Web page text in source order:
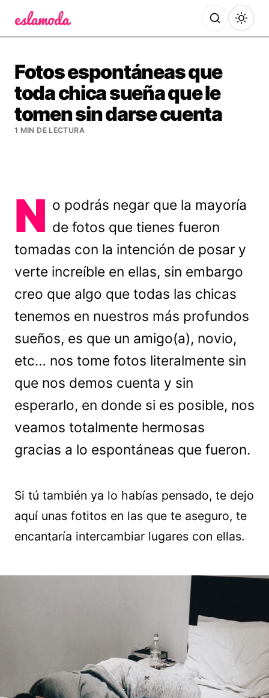
Fotos espontáneas que
toda chica sueña que le
tomen sin darse cuenta
1 MIN DE LECTURA
N o podrás negar que la mayoría
de fotos que tienes fueron
tomadas con la intención de posar y
verte increíble en ellas, sin embargo
creo que algo que todas las chicas
tenemos en nuestros más profundos
sueños, es que un amigo(a), novio,
etc… nos tome fotos literalmente sin
que nos demos cuenta y sin
esperarlo, en donde si es posible, nos
veamos totalmente hermosas
gracias a lo espontáneas que fueron.
Si tú también ya lo habías pensado, te dejo
aquí unas fotitos en las que te aseguro, te
encantaría intercambiar lugares con ellas.